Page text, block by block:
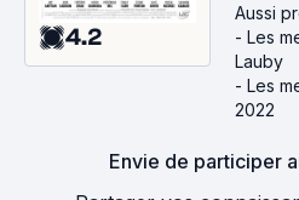
4.2
Aussi
- Les
Lauby
- Les
2022
Envie de participer